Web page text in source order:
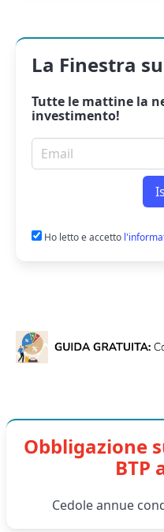
La Finestra
Tutte le mattine la
investimento!
Email per newsletter
Ho letto e accetto
Obbligazione
BTP
Cedole annue